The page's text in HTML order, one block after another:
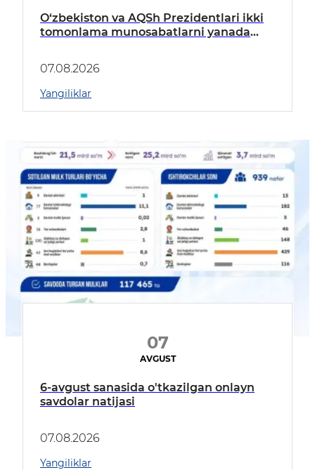
O‘zbekiston va AQSh Prezidentlari ikki
tomonlama munosabatlarni yanada
07.08.2026
Yangiliklar
07
AVGUST
6-avgust sanasida o'tkazilgan onlayn
savdolar natijasi
07.08.2026
Yangiliklar